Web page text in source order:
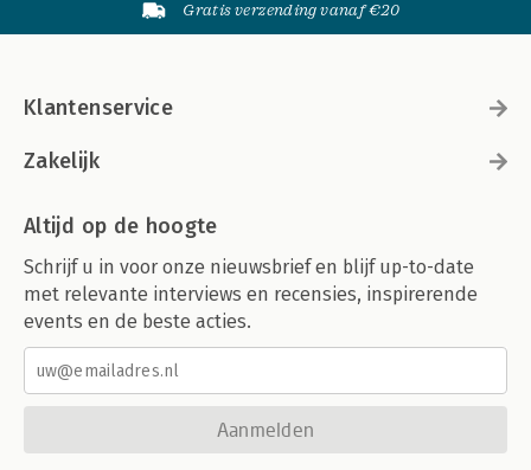
Gratis verzending vanaf €20
Klantenservice
Zakelijk
Altijd op de hoogte
Schrijf u in voor onze nieuwsbrief en blijf up-to-date
met relevante interviews en recensies, inspirerende
events en de beste acties.
Aanmelden